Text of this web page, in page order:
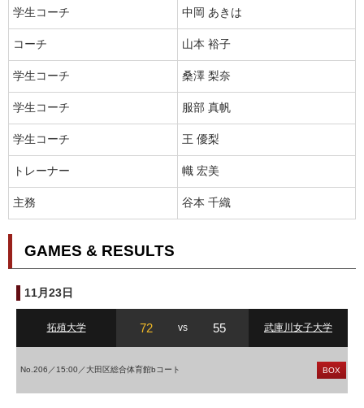
学生コーチ 中岡 あきは
コーチ 山本 裕子
学生コーチ 桑澤 梨奈
学生コーチ 服部 真帆
学生コーチ 王 優梨
トレーナー 幟 宏美
主務 谷本 千織
GAMES & RESULTS
11月23日
拓殖大学 72 vs 55 武庫川女子大学
No.206／15:00／大田区総合体育館bコート BOX